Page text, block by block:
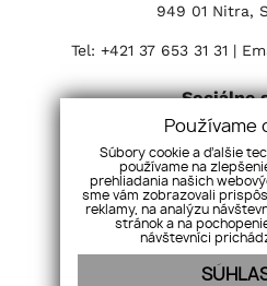
Používame
Súbory cookie a ďalšie
používame na
prehliadania našich
sme vám zobrazovali
reklamy, na analýzu
stránok a na
návštevníci
949 01 Nitra,
Tel: +421 37 653 31 31 |
Sociálne